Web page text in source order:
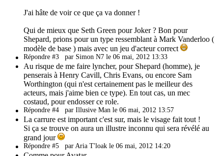
J'ai hâte de voir ce que ça va donner !
Qui de mieux que Seth Green pour Joker ? Bon pour
Shepard, prions pour un type ressemblant à Mark Vanderloo (
modèle de base ) mais avec un jeu d'acteur correct
Répondre #3 par Simon N7 le 06 mai, 2012 13:33
Au risque de me faire lyncher, pour Shepard (homme), je
penserais à Henry Cavill, Chris Evans, ou encore Sam
Worthington (qui n'est certainement pas le meilleur des
acteurs, mais j'aime bien ce type). En tout cas, un mec
costaud, pour endosser ce role.
Répondre #4 par Illusive Man le 06 mai, 2012 13:57
La carrure est important c'est sur, mais le visage fait tout !
Si ça se trouve on aura un illustre inconnu qui sera révélé au
grand jour
Répondre #5 par Aria T'loak le 06 mai, 2012 14:20